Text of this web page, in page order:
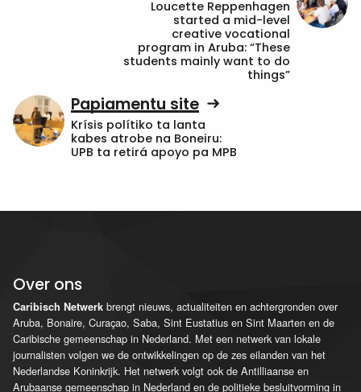
Loucette Reppenhagen
started a mid-level
creative vocational
program in Aruba: “These
students mainly want to do
things”
Papiamentu site
Krísis polítiko ta lanta
kabes atrobe na Boneiru:
UPB ta retirá apoyo pa MPB
Over ons
Caribisch Netwerk brengt nieuws, actualiteiten en achtergronden over
Aruba, Bonaire, Curaçao, Saba, Sint Eustatius en Sint Maarten en de
Caribische gemeenschap in Nederland. Met een netwerk van lokale
journalisten volgen we de ontwikkelingen op de zes eilanden van het
Nederlandse Koninkrijk. Het netwerk volgt ook de Antilliaanse en
Arubaanse gemeenschap in Nederland en de politieke besluitvorming in